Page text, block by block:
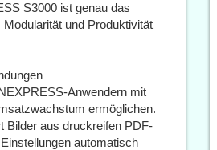
S3000 ist genau das
und Produktivität
Anwendern mit
ermöglichen.
Bilder aus druckreifen PDF-
automatisch